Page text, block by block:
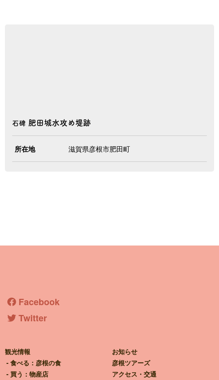
石碑 肥田城水攻め堤跡
所在地 滋賀県彦根市肥田町
Facebook
Twitter
観光情報
食べる：彦根の食
買う：物産店
お知らせ
彦根ツアーズ
アクセス・交通